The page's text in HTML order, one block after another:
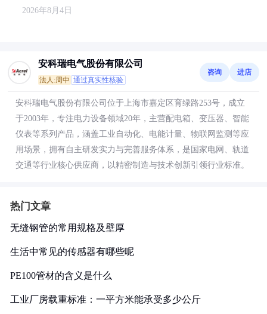
2026年8月4日
安科瑞电气股份有限公司
法人:周中 通过真实性核验
咨询 进店
安科瑞电气股份有限公司位于上海市嘉定区育绿路253号，成立
于2003年，专注电力设备领域20年，主营配电箱、变压器、智能
仪表等系列产品，涵盖工业自动化、电能计量、物联网监测等应
用场景，拥有自主研发实力与完善服务体系，是国家电网、轨道
交通等行业核心供应商，以精密制造与技术创新引领行业标准。
热门文章
无缝钢管的常用规格及壁厚
生活中常见的传感器有哪些呢
PE100管材的含义是什么
工业厂房载重标准：一平方米能承受多少公斤